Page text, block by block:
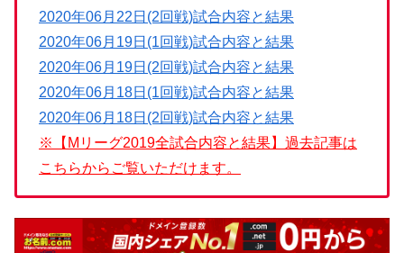
2020年06月22日(2回戦)試合内容と結果
2020年06月19日(1回戦)試合内容と結果
2020年06月19日(2回戦)試合内容と結果
2020年06月18日(1回戦)試合内容と結果
2020年06月18日(2回戦)試合内容と結果
※【Mリーグ2019全試合内容と結果】 過去記事は
こちらからご覧いただけます。